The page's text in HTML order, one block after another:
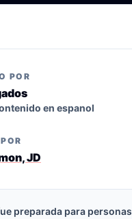
POR
en espanol
JD
preparada para personas